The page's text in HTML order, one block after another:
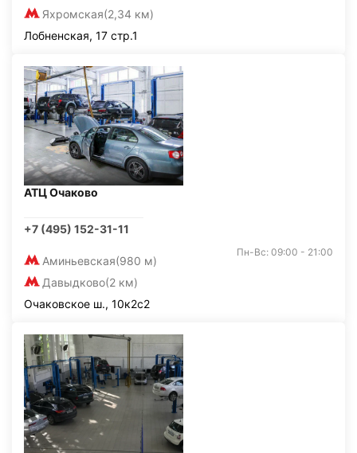
Яхромская(2,34 км)
Лобненская, 17 стр.1
АТЦ Очаково
+7 (495) 152-31-11
Аминьевская(980 м)
Давыдково(2 км)
Пн-Вс: 09:00 - 21:00
Очаковское ш., 10к2с2